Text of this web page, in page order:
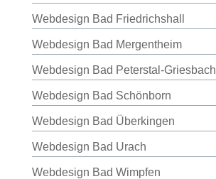
Webdesign Bad Friedrichshall
Webdesign Bad Mergentheim
Webdesign Bad Peterstal-Griesbach
Webdesign Bad Schönborn
Webdesign Bad Überkingen
Webdesign Bad Urach
Webdesign Bad Wimpfen